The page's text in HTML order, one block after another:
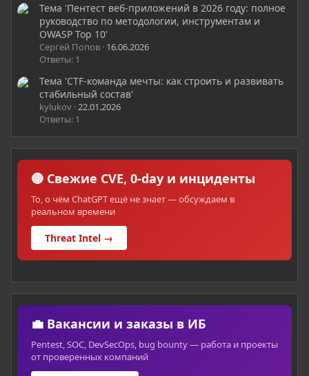
Тема 'Пентест веб-приложений в 2026 году: полное
руководство по методологии, инструментам и
OWASP Top 10'
Сергей Попов 16.06.2026
Ответы: 1
Тема 'CTF-команда мечты: как строить и развивать
стабильный состав'
kylukov 22.01.2026
Ответы: 1
🔴 Свежие CVE, 0-day и инциденты
То, о чём ChatGPT ещё не знает — обсуждаем в
реальном времени
Threat Intel →
💼 Вакансии и заказы в ИБ
Pentest, SOC, DevSecOps, bug bounty — работа и проекты
от проверенных компаний